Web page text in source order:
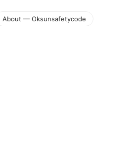
About — Oksunsafetycode